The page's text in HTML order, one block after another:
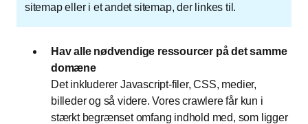
sitemap eller i et andet sitemap, der linkes til.
Hav alle nødvendige ressourcer på det samme
domæne
Det inkluderer Javascript-filer, CSS, medier,
billeder og så videre. Vores crawlere får kun i
stærkt begrænset omfang indhold med, som ligger